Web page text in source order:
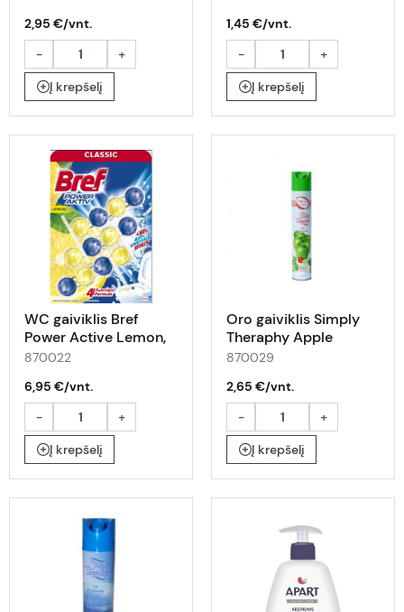
2,95 €/vnt.
-
+
Į krepšelį
1,45 €/vnt.
-
+
Į krepšelį
WC gaiviklis Bref
Power Active Lemon,
3x50g
870022
6,95 €/vnt.
-
+
Į krepšelį
Oro gaiviklis Simply
Theraphy Apple
300ml
870029
2,65 €/vnt.
-
+
Į krepšelį